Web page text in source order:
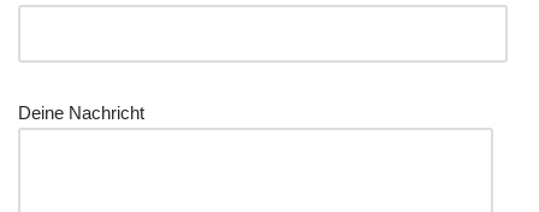
Dei­ne Nachricht